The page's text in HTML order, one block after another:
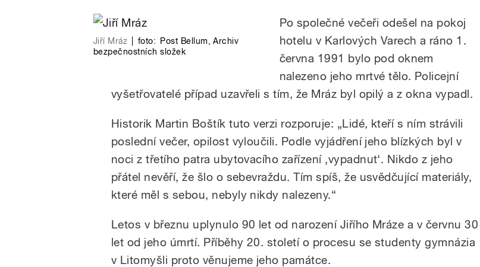
Jiří Mráz foto: Post Bellum,Archiv
bezpečnostních složek
Po společné večeři odešel na pokoj
hotelu v Karlových Varech a ráno 1.
června 1991 bylo pod oknem
nalezeno jeho mrtvé tělo. Policejní
vyšetřovatelé případ uzavřeli s tím, že Mráz byl opilý a z okna vypadl.
Historik Martin Boštík tuto verzi rozporuje: „Lidé, kteří s ním strávili
poslední večer, opilost vyloučili. Podle vyjádření jeho blízkých byl v
noci z třetího patra ubytovacího zařízení ‚vypadnut‘. Nikdo z jeho
přátel nevěří, že šlo o sebevraždu. Tím spíš, že usvědčující materiály,
které měl s sebou, nebyly nikdy nalezeny.“
Letos v březnu uplynulo 90 let od narození Jiřího Mráze a v červnu 30
let od jeho úmrtí. Příběhy 20. století o procesu se studenty gymnázia
v Litomyšli proto věnujeme jeho památce.